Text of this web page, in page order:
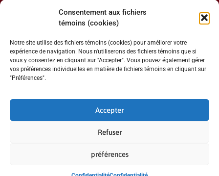
Consentement aux fichiers
témoins (cookies)
Notre site utilise des fichiers témoins (cookies) pour améliorer votre
expérience de navigation. Nous n'utiliserons des fichiers témoins que si
vous y consentez en cliquant sur "Accepter". Vous pouvez également gérer
vos préférences individuelles en matière de fichiers témoins en cliquant sur
"Préférences".
Accepter
Refuser
préférences
SUIVEZ-NOUS
NUMÉRO D’ORGANISME DE CHARITÉ : 13286 7078 RR0001
INSCRIVEZ VOUS À NOTRE INFOLETTRE